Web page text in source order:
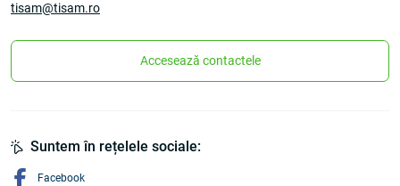
tisam@tisam.ro
Accesează contactele
Suntem în rețelele sociale:
Facebook